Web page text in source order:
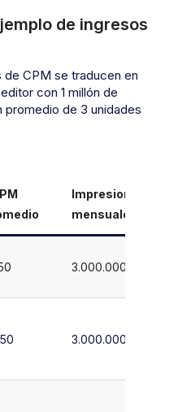
de ingresos
de CPM se traducen en
con 1 millón de
promedio de 3 unidades
Impresiones
mensuales
3.000.000
3.000.000